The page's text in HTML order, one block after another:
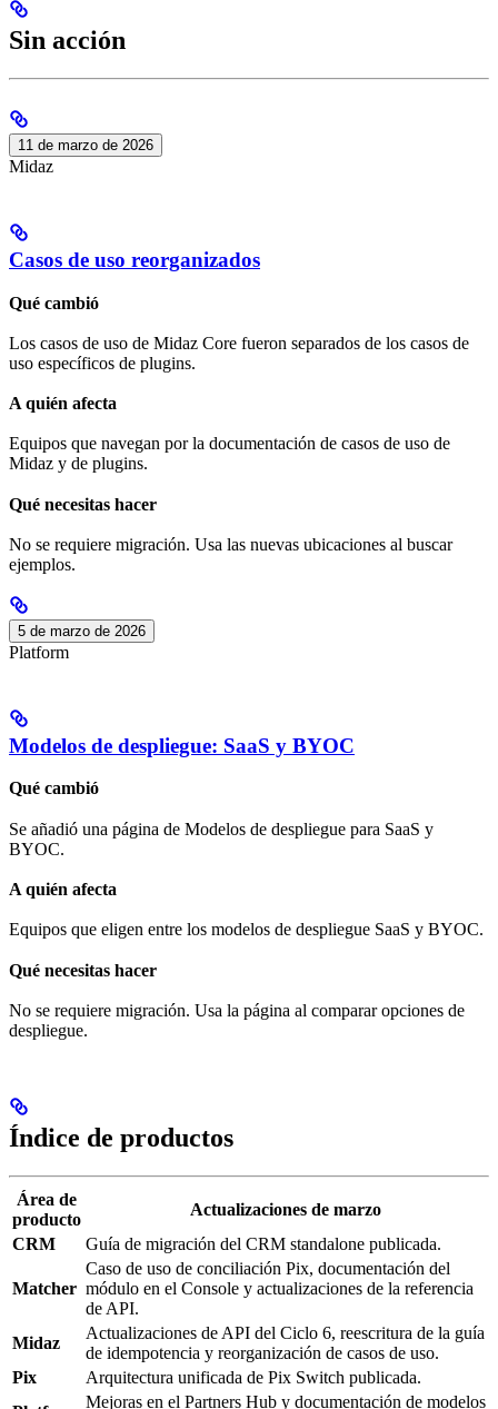
Sin acción
11 de marzo de 2026
Midaz
Casos de uso reorganizados
Qué cambió
Los casos de uso de Midaz Core fueron separados de los casos de
uso específicos de plugins.
A quién afecta
Equipos que navegan por la documentación de casos de uso de
Midaz y de plugins.
Qué necesitas hacer
No se requiere migración. Usa las nuevas ubicaciones al buscar
ejemplos.
5 de marzo de 2026
Platform
Modelos de despliegue: SaaS y BYOC
Qué cambió
Se añadió una página de Modelos de despliegue para SaaS y
BYOC.
A quién afecta
Equipos que eligen entre los modelos de despliegue SaaS y BYOC.
Qué necesitas hacer
No se requiere migración. Usa la página al comparar opciones de
despliegue.
Índice de productos
Área de
producto
Actualizaciones de marzo
CRM
Guía de migración del CRM standalone publicada.
Matcher
Caso de uso de conciliación Pix, documentación del
módulo en el Console y actualizaciones de la referencia
de API.
Midaz
Actualizaciones de API del Ciclo 6, reescritura de la guía
de idempotencia y reorganización de casos de uso.
Pix
Arquitectura unificada de Pix Switch publicada.
Mejoras en el Partners Hub y documentación de modelos